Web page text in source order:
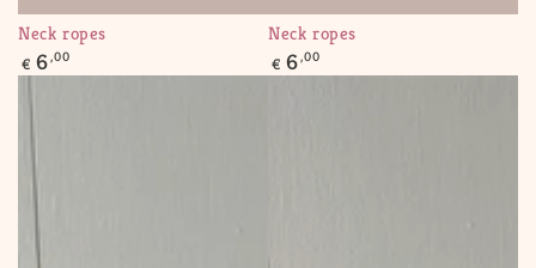
Neck ropes
Regular
price
€ 6,00
Neck ropes
Regular
price
€ 6,00